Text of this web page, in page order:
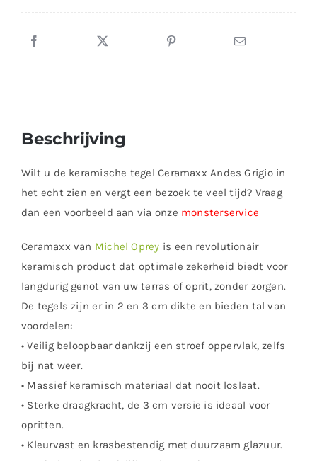
Beschrijving
Wilt u de keramische tegel Ceramaxx Andes Grigio in
het echt zien en vergt een bezoek te veel tijd? Vraag
dan een voorbeeld aan via onze monsterservice
Ceramaxx van Michel Oprey is een revolutionair
keramisch product dat optimale zekerheid biedt voor
langdurig genot van uw terras of oprit, zonder zorgen.
De tegels zijn er in 2 en 3 cm dikte en bieden tal van
voordelen:
• Veilig beloopbaar dankzij een stroef oppervlak, zelfs
bij nat weer.
• Massief keramisch materiaal dat nooit loslaat.
• Sterke draagkracht, de 3 cm versie is ideaal voor
opritten.
• Kleurvast en krasbestendig met duurzaam glazuur.